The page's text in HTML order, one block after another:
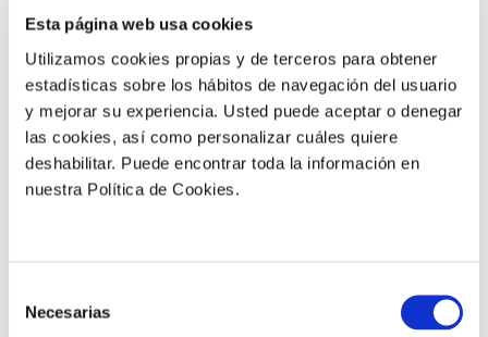
Esta página web usa cookies
Utilizamos cookies propias y de terceros para obtener
estadísticas sobre los hábitos de navegación del usuario
y mejorar su experiencia. Usted puede aceptar o denegar
las cookies, así como personalizar cuáles quiere
deshabilitar. Puede encontrar toda la información en
nuestra Política de Cookies.
Necesarias
Resultados
+22,7 %